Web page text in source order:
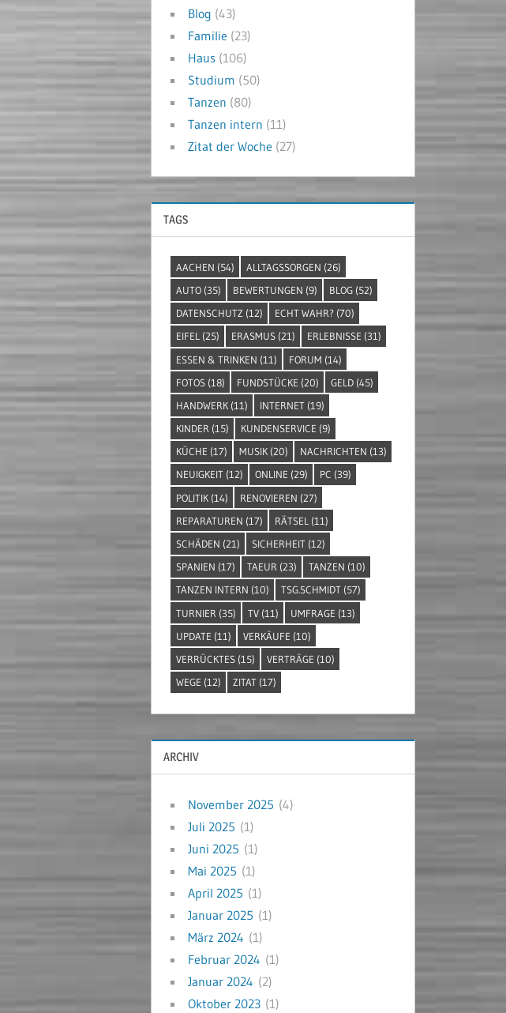
Blog (43)
Familie (23)
Haus (106)
Studium (50)
Tanzen (80)
Tanzen intern (11)
Zitat der Woche (27)
TAGS
AACHEN (54) ALLTAGSSORGEN (26)
AUTO(35) BEWERTUNGEN (9) BLOG(52)
DATENSCHUTZ (12) ECHT WAHR? (70)
EIFEL(25) ERASMUS(21) ERLEBNISSE (31)
ESSEN & TRINKEN (11) FORUM (14)
FOTOS(18) FUNDSTÜCKE (20) GELD(45)
HANDWERK(11) INTERNET(19)
KINDER (15) KUNDENSERVICE (9)
KÜCHE (17) MUSIK(20) NACHRICHTEN (13)
NEUIGKEIT(12) ONLINE (29) PC (39)
POLITIK(14) RENOVIEREN (27)
REPARATUREN (17) RÄTSEL (11)
SCHÄDEN (21) SICHERHEIT(12)
SPANIEN (17) TAEUR(23) TANZEN (10)
TANZEN INTERN (10) TSG.SCHMIDT(57)
TURNIER (35) TV(11) UMFRAGE (13)
UPDATE (11) VERKÄUFE (10)
VERRÜCKTES(15) VERTRÄGE (10)
WEGE (12) ZITAT(17)
ARCHIV
November 2025 (4)
Juli 2025 (1)
Juni 2025 (1)
Mai 2025 (1)
April 2025 (1)
Januar 2025 (1)
März 2024 (1)
Februar 2024 (1)
Januar 2024 (2)
Oktober 2023 (1)